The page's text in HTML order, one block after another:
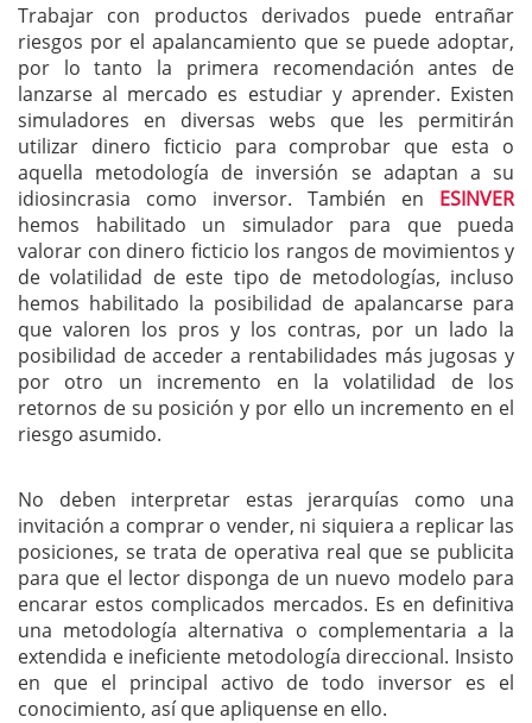
Trabajar con productos derivados puede entrañar
riesgos por el apalancamiento que se puede adoptar,
por lo tanto la primera recomendación antes de
lanzarse al mercado es estudiar y aprender. Existen
simuladores en diversas webs que les permitirán
utilizar dinero ficticio para comprobar que esta o
aquella metodología de inversión se adaptan a su
idiosincrasia como inversor. También en ESINVER
hemos habilitado un simulador para que pueda
valorar con dinero ficticio los rangos de movimientos y
de volatilidad de este tipo de metodologías, incluso
hemos habilitado la posibilidad de apalancarse para
que valoren los pros y los contras, por un lado la
posibilidad de acceder a rentabilidades más jugosas y
por otro un incremento en la volatilidad de los
retornos de su posición y por ello un incremento en el
riesgo asumido.
No deben interpretar estas jerarquías como una
invitación a comprar o vender, ni siquiera a replicar las
posiciones, se trata de operativa real que se publicita
para que el lector disponga de un nuevo modelo para
encarar estos complicados mercados. Es en definitiva
una metodología alternativa o complementaria a la
extendida e ineficiente metodología direccional. Insisto
en que el principal activo de todo inversor es el
conocimiento, así que apliquense en ello.